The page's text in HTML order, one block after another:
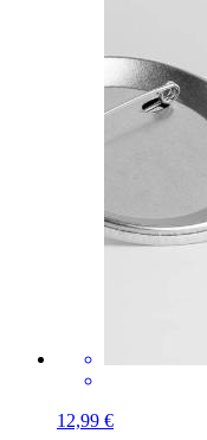
12,99 €